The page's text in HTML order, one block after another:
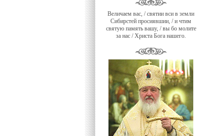
Величаем вас, / святии вси в земли
Сибирстей просиявшии, / и чтим
святую память вашу, / вы бо молите
за нас / Христа Бога нашего.